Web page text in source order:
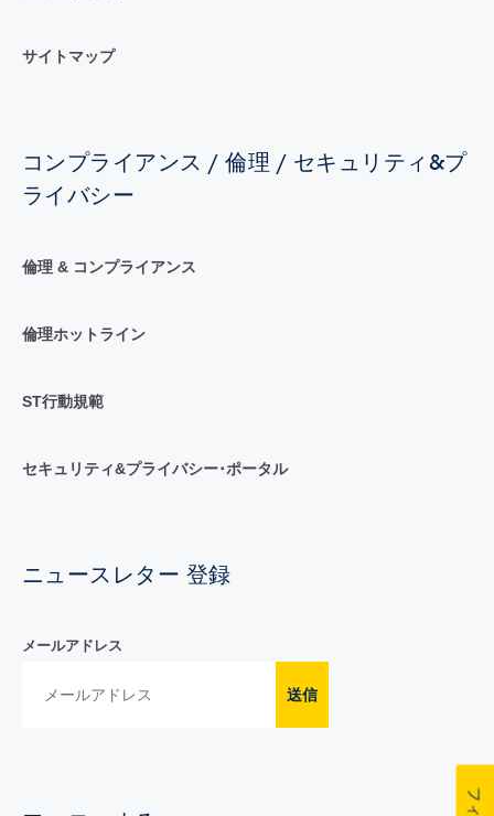
サイトマップ
コンプライアンス / 倫理 / セキュリティ&プ
ライバシー
倫理 & コンプライアンス
倫理ホットライン
ST行動規範
セキュリティ&プライバシー･ポータル
ニュースレター 登録
メールアドレス
送信